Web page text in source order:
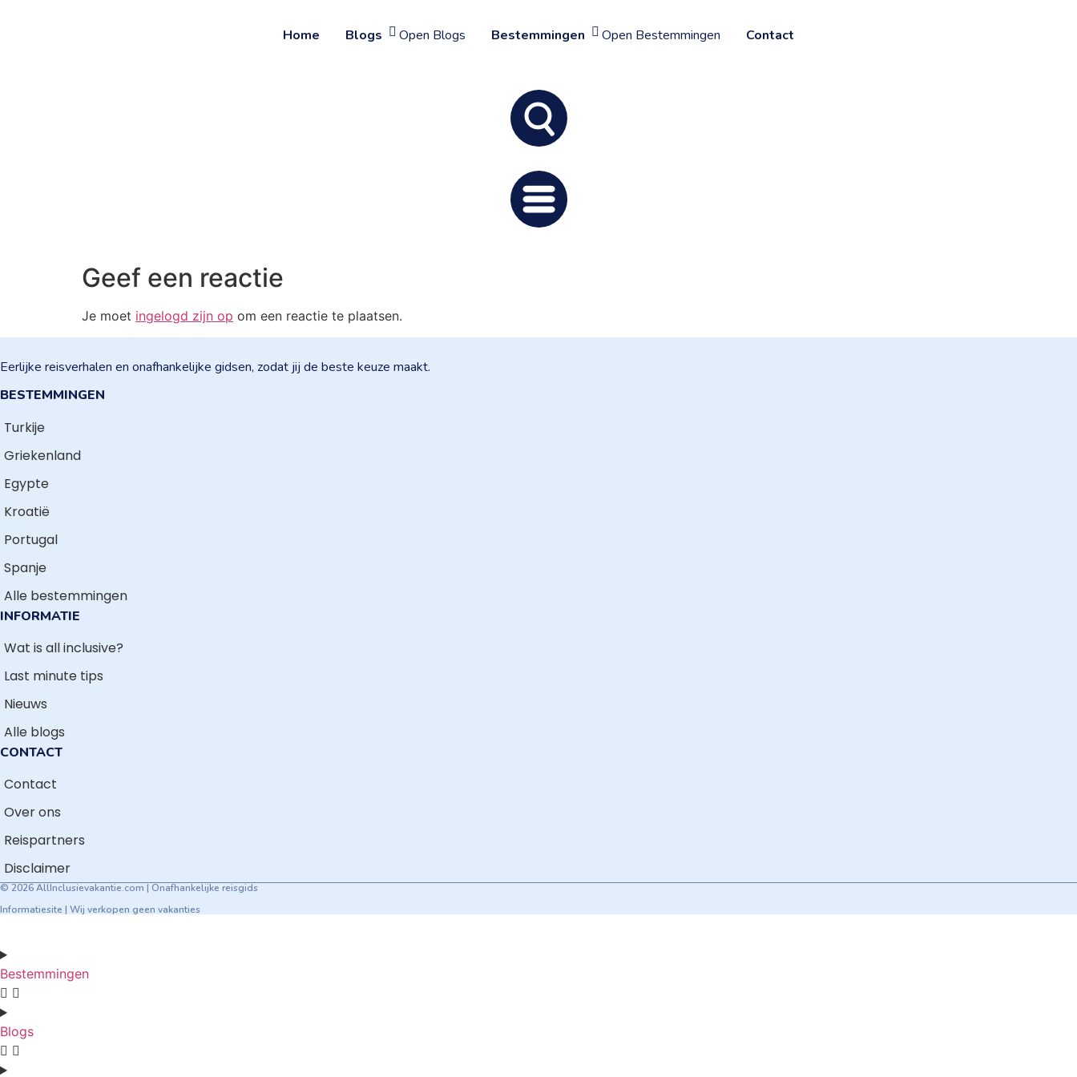
Home Blogs Open Blogs Bestemmingen Open Bestemmingen Contact
Geef een reactie
Je moet ingelogd zijn op om een reactie te plaatsen.
Eerlijke reisverhalen en onafhankelijke gidsen, zodat jij de beste keuze maakt.
BESTEMMINGEN
Turkije
Griekenland
Egypte
Kroatië
Portugal
Spanje
Alle bestemmingen
INFORMATIE
Wat is all inclusive?
Last minute tips
Nieuws
Alle blogs
CONTACT
Contact
Over ons
Reispartners
Disclaimer
© 2026 AllInclusievakantie.com | Onafhankelijke reisgids
Informatiesite | Wij verkopen geen vakanties
Bestemmingen
Blogs